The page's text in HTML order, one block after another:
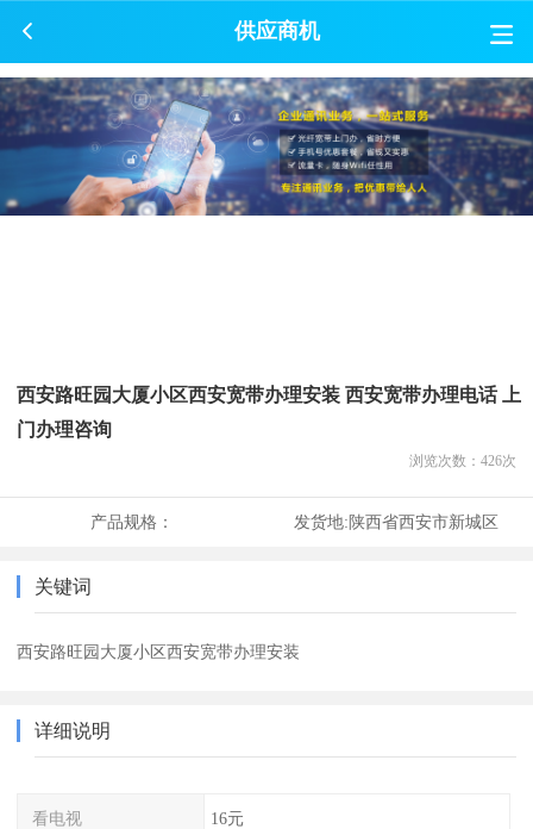
供应商机
西安路旺园大厦小区西安宽带办理安装 西安宽带办理电话 上
门办理咨询
浏览次数： 426次
产品规格： 发货地:陕西省西安市新城区
关键词
西安路旺园大厦小区西安宽带办理安装
详细说明
看电视 16元